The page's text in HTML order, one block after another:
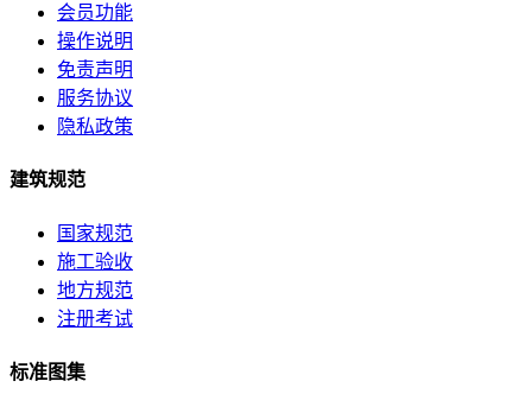
会员功能
操作说明
免责声明
服务协议
隐私政策
建筑规范
国家规范
施工验收
地方规范
注册考试
标准图集